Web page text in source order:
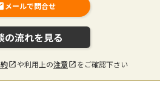
メールで問合せ
の流れを見る
や利用上の注意 をご確認下さい